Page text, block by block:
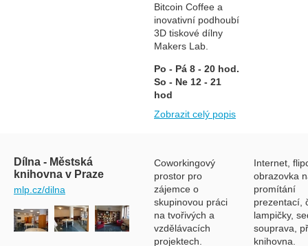
Bitcoin Coffee a
inovativní podhoubí
3D tiskové dílny
Makers Lab.
Po - Pá 8 - 20 hod.
So - Ne 12 - 21
hod
Zobrazit celý popis
Dílna - Městská
knihovna v Praze
mlp.cz/dilna
Coworkingový
prostor pro
zájemce o
skupinovou práci
na tvořivých a
vzdělávacích
projektech.
Internet,
obrazovka
promítání
prezentací,
lampičky,
souprava,
knihovna.